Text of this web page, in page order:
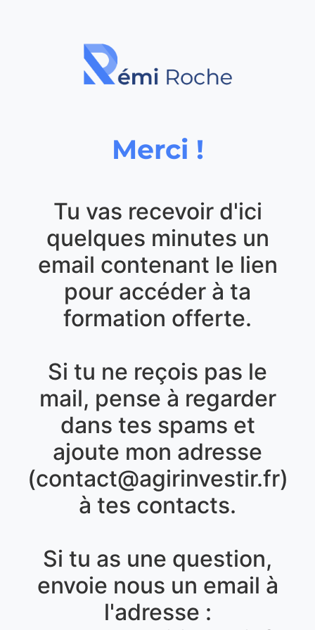
Merci !
Tu vas recevoir d'ici
quelques minutes un
email contenant le lien
pour accéder à ta
formation offerte.
Si tu ne reçois pas le
mail, pense à regarder
dans tes spams et
ajoute mon adresse
(contact@agirinvestir.fr)
à tes contacts.
Si tu as une question,
envoie nous un email à
l'adresse :